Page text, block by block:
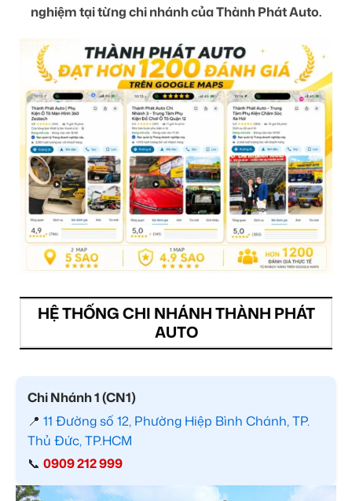
nghiệm tại từng chi nhánh của Thành Phát Auto.
HỆ THỐNG CHI NHÁNH THÀNH PHÁT
AUTO
Chi Nhánh 1 (CN1)
📍 11 Đường số 12, Phường Hiệp Bình Chánh, TP.
Thủ Đức, TP.HCM
📞 0909 212 999